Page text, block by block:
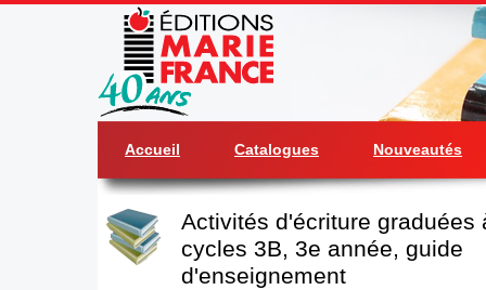
Accueil Catalogues Nouveautés
Activités d'écriture graduées
cycles 3B, 3e année, guide
d'enseignement